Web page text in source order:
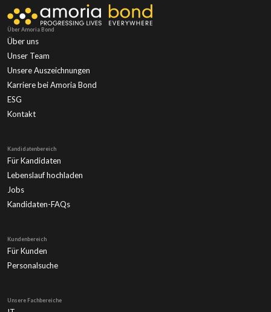
Über Amoria Bond
Über uns
Unser Team
Unsere Auszeichnungen
Karriere bei Amoria Bond
ESG
Kontakt
Kandidatenbereich
Für Kandidaten
Lebenslauf hochladen
Jobs
Kandidaten-FAQs
Kundenbereich
Für Kunden
Personalsuche
Unsere Fachbereiche